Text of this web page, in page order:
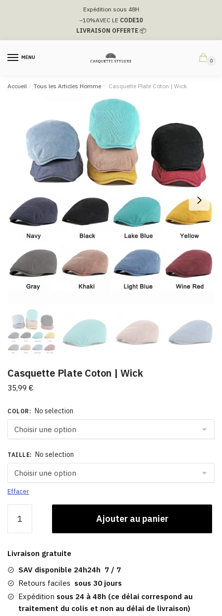
navigation
Expédition sous 48H
–10%AVEC LE CODE10
LIVRAISON OFFERTE📦
MENU
0
Accueil / Tous les Articles Homme / Casquette Plate Coton​ | Wick
Casquette Plate Coton​ | Wick
35,99 €
COLOR : No selection
TAILLE: No selection
Effacer
Casquette
Coton​
|
Wick
Ajouter au panier
Livraison gratuite
SAV disponible 24h24h 7 / 7
Retours faciles sous 30 jours
Expédition sous 24 à 48h (ce délai correspond au
traitement du colis et non au délai de livraison)